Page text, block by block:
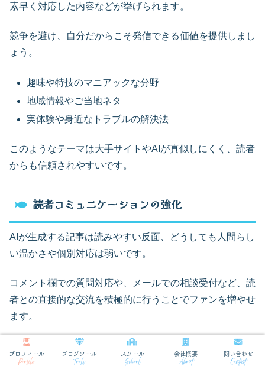
素早く対応した内容などが挙げられます。
競争を避け、自分だからこそ発信できる価値を提供しまし
ょう。
趣味や特技のマニアックな分野
地域情報やご当地ネタ
実体験や身近なトラブルの解決法
このようなテーマは大手サイトやAIが真似しにくく、読者
からも信頼されやすいです。
読者コミュニケーションの強化
AIが生成する記事は読みやすい反面、どうしても人間らし
い温かさや個別対応は弱いです。
コメント欄での質問対応や、メールでの相談受付など、読
者との直接的な交流を積極的に行うことでファンを増やせ
ます。
コミュニケーション手段 期待できる効果
プロフィール
Profile
ブログツール
Tools
スクール
School
会社概要
About
問い合わせ
Contact